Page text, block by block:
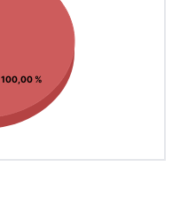
100,00 %